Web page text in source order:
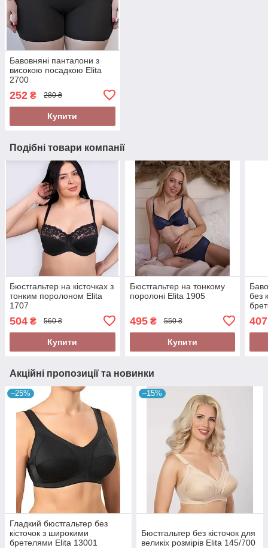
Бавовняні панталони з
високою посадкою Elita
2700
252 ₴ 280 ₴
Купити
Подібні товари компанії
Бюстгальтер на кісточках з
тонким поролоном Elita
1707
504 ₴ 560 ₴
Купити
Бюстгальтер на тонкому
поролоні Elita 1905
495₴ 550 ₴
Купити
без
407
Акційні пропозиції та новинки
–25%
Гладкий бюстгальтер без
кісточок з широкими
бретелями Elita 13001
–15%
Бюстгальтер без кісточок для
великіх розмірів Elita 145/700